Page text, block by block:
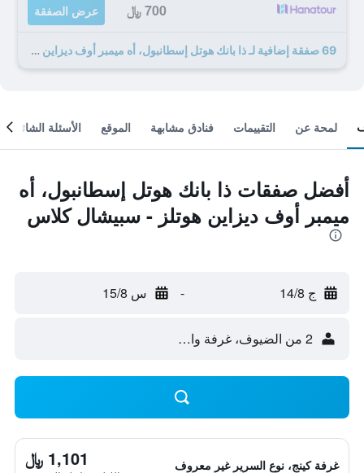
700 ﷼ عرض الصفقة
69 صفقة إضافية لـ ذا بانك هوتل إسطانبول، أه ميمبر أوف ديزاين هوتلز - سبيشال كلاس
لمحة عن التقييمات فنادق مشابهة الموقع الأسئلة الشائعة
أفضل صفقات ذا بانك هوتل إسطانبول، أه
ميمبر أوف ديزاين هوتلز - سبيشال كلاس
ج 14/8 - س 15/8
2 من الضيوف، غرفة واحدة
غرفة كينج، نوع السرير غير معروف 1,101 ﷼